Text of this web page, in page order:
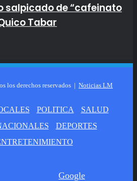
salpicado de “cafeinato
Tabar
los derechos reservados | Noticias LM
POLITICA
SALUD
DEPORTES
Google